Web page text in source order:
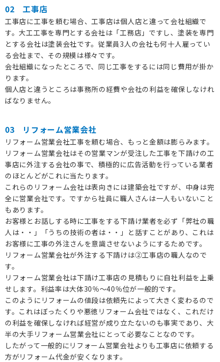
02 工事店
工事店に工事を頼む場合、工事店は個人店と違って会社組織で
す。大工工事を専門とする会社は「工務店」ですし、塗装を専門
とする会社は塗装会社です。従業員3人の会社も何十人雇ってい
る会社まで、その規模は様々です。
会社組織になったところで、同じ工事をするには同じ費用が掛か
ります。
個人店と違うところは事務所の経費や会社の利益を確保しなけれ
ばなりません。
03 リフォーム営業会社
リフォーム営業会社工事を頼む場合、もっと金額は膨らみます。
リフォーム営業会社はその営業マンが受注した工事を下請けの工
事店に外注する会社の事で、積極的に広告活動を行っている業者
のほとんどがこれに当たります。
これらのリフォーム会社は表向きには建築会社ですが、中身は完
全に営業会社です。ですから社員に職人さんは一人もいないこと
もあります。
お客様とお話しする時に工事をする下請け業者を必ず「弊社の職
人は・・」「うちの技術の者は・・」と話すことがあり、これは
お客様に工事の外注さんを意識させないようにするためです。
リフォーム営業会社が外注する下請けは②工事店の職人なので
す。
リフォーム営業会社は下請け工事店の見積もりに自社利益を上乗
せします。利益率は大体30％～40％位が一般的です。
このようにリフォームの値段は依頼先によって大きく変わるので
す。これはぼったくりや悪徳リフォーム会社ではなく、これだけ
の利益を確保しなければ経営が成り立たないのも事実であり、大
半の大手リフォーム営業会社にとって必要なことなのです。
したがって一般的にリフォーム営業会社よりも工事店に依頼する
方がリフォーム代金が安くなります。